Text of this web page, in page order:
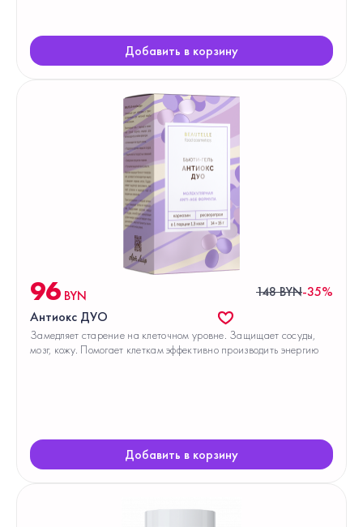
Добавить в корзину
96 BYN 148 BYN-35%
Антиокс ДУО
Замедляет старение на клеточном уровне. Защищает сосуды,
мозг, кожу. Помогает клеткам эффективно производить энергию
Добавить в корзину